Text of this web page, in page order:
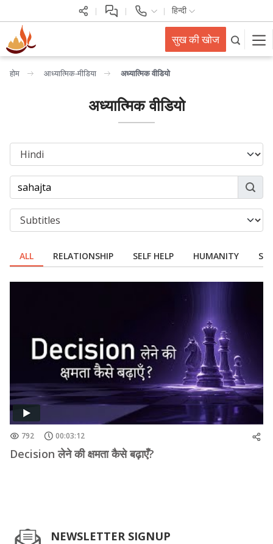
हिन्दी
सुख की खोज
होम आध्यात्मिक-मीडिया अध्यात्मिक वीडियो
अध्यात्मिक वीडियो
ALL RELATIONSHIP SELF HELP HUMANITY
792 00:03:12
Decision लेने की क्षमता कैसे बढ़ाएँ?
NEWSLETTER SIGNUP